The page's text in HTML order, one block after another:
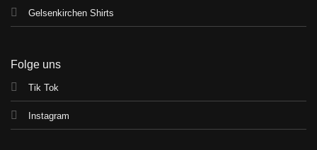
Gelsenkirchen Shirts
Folge uns
Tik Tok
Instagram